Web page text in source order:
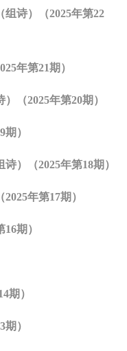
诗）（2025年第22
年第21期）
（2025年第20期）
）
）（2025年第18期）
年第17期）
期）
期）
）